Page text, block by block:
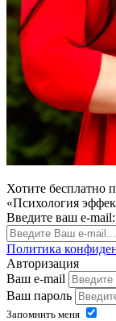
Хотите бесплатно
«Психология
Введите ваш e-mail:
Политика
Авторизация
Ваш e-mail
Ваш пароль
Запомнить меня